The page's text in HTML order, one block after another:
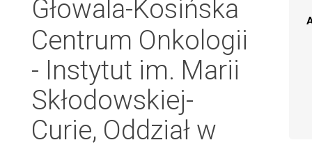
Głowala-Kosińska
Centrum Onkologii
- Instytut im. Marii
Skłodowskiej-
Curie, Oddział w